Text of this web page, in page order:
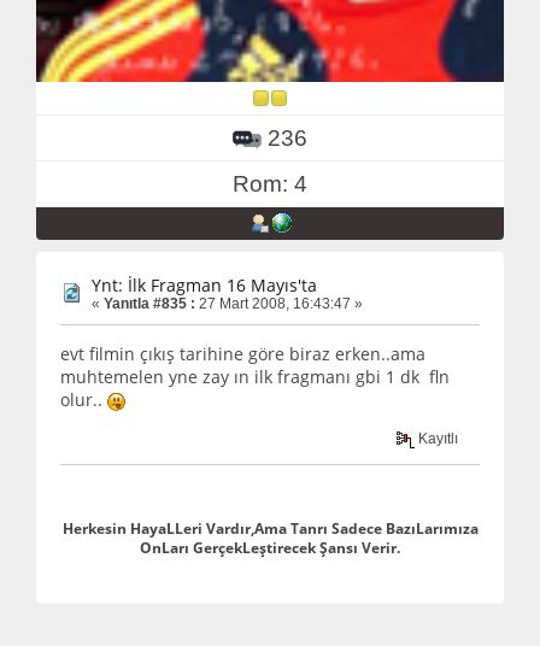
236
Rom: 4
Ynt: İlk Fragman 16 Mayıs'ta
« Yanıtla #835 : 27 Mart 2008, 16:43:47 »
evt filmin çıkış tarihine göre biraz erken..ama
muhtemelen yne zay ın ilk fragmanı gbi 1 dk fln
olur..
Kayıtlı
Herkesin HayaLLeri Vardır,Ama Tanrı Sadece BazıLarımıza
OnLarı GerçekLeştirecek Şansı Verir.